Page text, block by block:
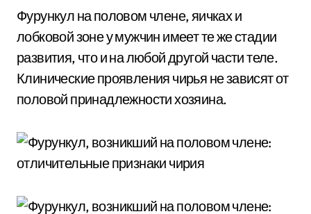
Фурункул на половом члене, яичках и
лобковой зоне у мужчин имеет те же стадии
развития, что и на любой другой части теле.
Клинические проявления чирья не зависят от
половой принадлежности хозяина.